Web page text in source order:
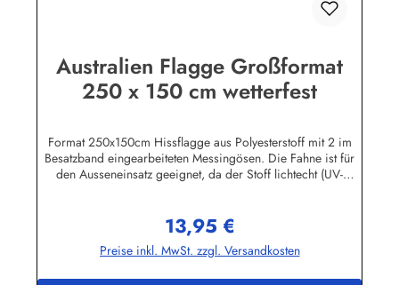
Australien Flagge Großformat
250 x 150 cm wetterfest
Format 250x150cm Hissflagge aus Polyesterstoff mit 2 im
Besatzband eingearbeiteten Messingösen. Die Fahne ist für
den Ausseneinsatz geeignet, da der Stoff lichtecht (UV-
Wir führen eine große Auswahl an Länder- und
Sonderflaggen, XXL-Flaggen, Bootsflaggen und
Tischflaggen.Herstellerinformationen:Fahnen-Shop - Axel
Regulärer Preis:
13,95 €
Preise inkl. MwSt. zzgl. Versandkosten